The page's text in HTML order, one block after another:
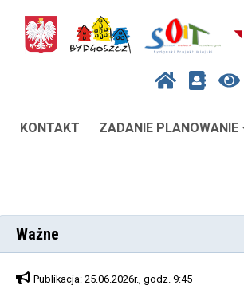
KONTAKT ZADANIE PLANOWANIE
Ważne
Publikacja: 25.06.2026r., godz. 9:45